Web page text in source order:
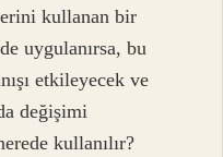
kullanan bir
uygulanırsa, bu
etkileyecek ve
değişimi
kullanılır?